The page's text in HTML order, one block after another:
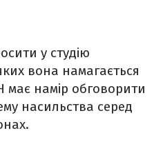
у студію
вона намагається
намір обговорити
насильства серед